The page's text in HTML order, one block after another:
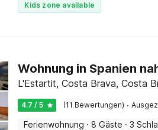
Kids zone available
Wohnung in Spanien
L'Estartit, Costa Brava, Costa
4.7 / 5 (11 Bewertungen) ·
Ferienwohnung · 8 Gäste · 3